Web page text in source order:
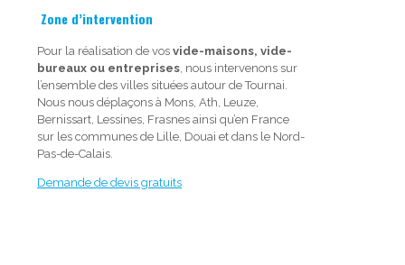
Zone d’intervention
Pour la réalisation de vos vide-maisons, vide-
bureaux ou entreprises , nous intervenons sur
l’ensemble des villes situées autour de Tournai.
Nous nous déplaçons à Mons, Ath, Leuze,
Bernissart, Lessines, Frasnes ainsi qu’en France
sur les communes de Lille, Douai et dans le Nord-
Pas-de-Calais.
Demande de devis gratuits